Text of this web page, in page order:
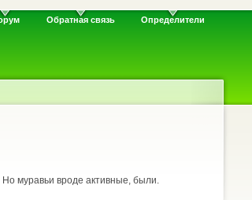
Обратная связь Определители
Но муравьи вроде активные, были.